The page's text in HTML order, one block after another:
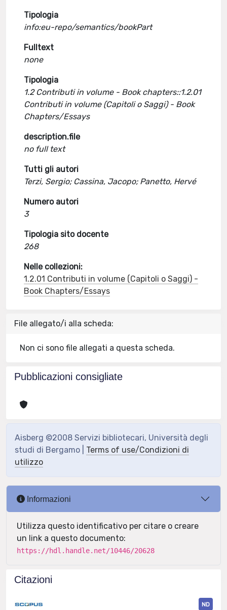
Tipologia
info:eu-repo/semantics/bookPart
Fulltext
none
Tipologia
1.2 Contributi in volume - Book chapters::1.2.01
Contributi in volume (Capitoli o Saggi) - Book
Chapters/Essays
description.file
no full text
Tutti gli autori
Terzi, Sergio; Cassina, Jacopo; Panetto, Hervé
Numero autori
3
Tipologia sito docente
268
Nelle collezioni:
1.2.01 Contributi in volume (Capitoli o Saggi) -
Book Chapters/Essays
File allegato/i alla scheda:
Non ci sono file allegati a questa scheda.
Pubblicazioni consigliate
Aisberg ©2008 Servizi bibliotecari, Università degli
studi di Bergamo | Terms of use/Condizioni di
utilizzo
Informazioni
Utilizza questo identificativo per citare o creare
un link a questo documento:
https://hdl.handle.net/10446/20628
Citazioni
ND